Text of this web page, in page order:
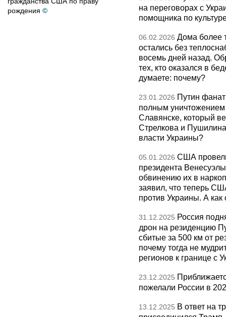
рождения ©
на переговорах с
помощника по
06.02.2026 Дома более
остались без
восемь дней назад.
тех, кто оказался в
думаете: почему?
23.01.2026 Путин
полным уничтожением
Славянске, который
Стрелкова и Пушилина
власти Украины?
05.01.2026 США
президента
обвинению их в
заявил, что теперь
против Украины. А как
31.12.2025 Россия
дрон на резиденцию
сбитые за 500 км от
почему тогда не
регионов к границе с
23.12.2025
пожелали России в
13.12.2025 В ответ на